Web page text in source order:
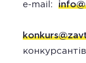
e-mail:
конкурсантів